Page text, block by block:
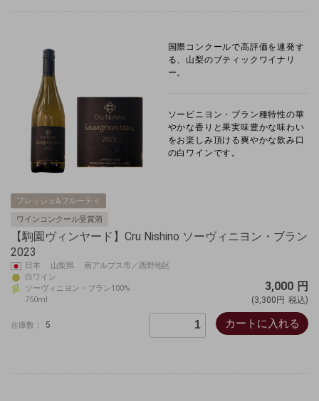
国際コンクールで高評価を連発す
る、山梨のブティックワイナリ
ー。
ソービニヨン・ブラン種特性の華
やかな香りと果実味豊かな味わい
をお楽しみ頂ける爽やかな飲み口
の白ワインです。
フレッシュ&フルーティ
ワインコンクール受賞酒
【駒園ヴィンヤード】Cru Nishino ソーヴィニヨン・ブラン
2023
日本 山梨県 南アルプス市／西野地区
白ワイン
ソーヴィニヨン・ブラン100%
750ml
3,000 円
(3,300円 税込)
在庫数： 5 カートに入れる